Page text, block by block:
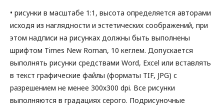
• рисунки в масштабе 1:1, высота определяется авторами
исходя из наглядности и эстетических соображений, при
этом надписи на рисунках должны быть выполнены
шрифтом Times New Roman, 10 кеглем. Допускается
выполнять рисунки средствами Word, Excel или вставлять
в текст графические файлы (форматы TIF, JPG) с
разрешением не менее 300х300 dpi. Все рисунки
выполняются в градациях серого. Подрисуночные